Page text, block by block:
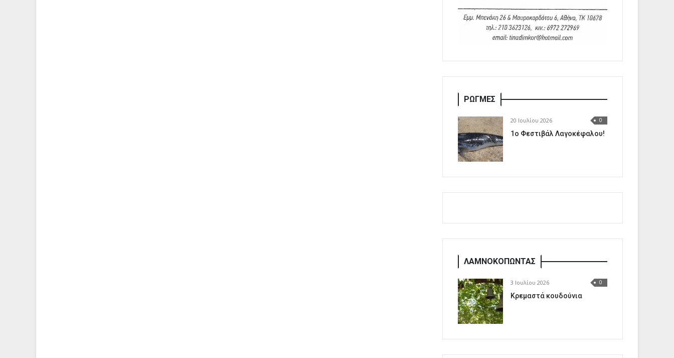
ΡΩΓΜΕΣ
20 Ιουλίου 2026 0
1o Φεστιβάλ Λαγοκέφαλου!
ΛΑΜΝΟΚΟΠΩΝΤΑΣ
3 Ιουλίου 2026 0
Κρεμαστά κουδούνια